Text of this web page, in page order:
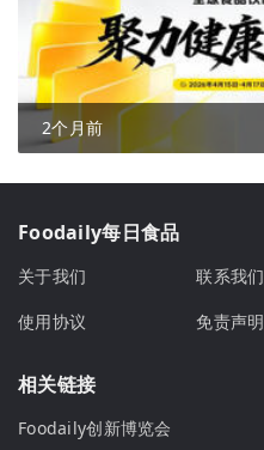
2个月前
Foodaily每日食品
关于我们 联系我们
使用协议
免责声明
相关链接
Foodaily创新博览会